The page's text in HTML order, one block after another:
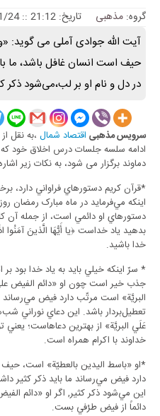
گروه: مذهبی تاریخ: 21:12 :: 2019/01/24
آیت الله جوادی آملی می گوید:
حیف است انسان غافل باشد، ما
در دل و نام او بر لب،می‌شود ذکر
سرویس مذهبی اقتصاد شمال ،به نقل
ادامه سلسه جلسات درس اخلاق خود
دماوند برگزار می شود، به نکات زیر
*قرآن کريم دستورهاي فراواني
اينکه مي‌فرمايد در ماه مبارک رمضان
دستورهاي او دائمي است، از جمله آن
بدهيد ياد خداست ﴿يا أَيُّهَا الَّذينَ آمَنُوا
خدا باشيد.
* سرّ اينکه خيلي بايد به ياد خدا بود
جذب خير است چون او «دائم الفيض
البريَّة» است مرتّب دارد فيض
تعطيل‌بردار باشد. اين دعاي نوراني
عَلَي البريَّة» از بهترين دعاهاست؛
خداوند با اکرام همراه است.
*او «باسط اليدين بالعطيّة» است، حيف
دارد فيض مي‌رساند ما بايد ذکر کثير
اين مي‌شود ذکر کثير, اگر او «دائم
دائماً از فيض طرْفي بست.